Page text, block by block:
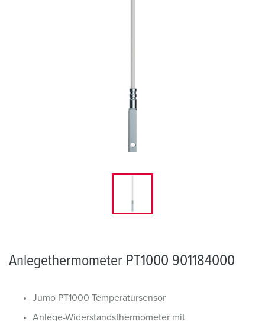
Anlegethermometer PT1000 901184000
Jumo PT1000 Temperatursensor
Anlege-Widerstandsthermometer mit